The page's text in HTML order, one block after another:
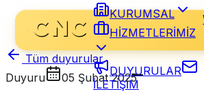
KURUMSAL
HİZMETLERİMİZ
DUYURULAR
İLETİŞİM
Tüm duyurular
Duyuru
05 Şubat 2025